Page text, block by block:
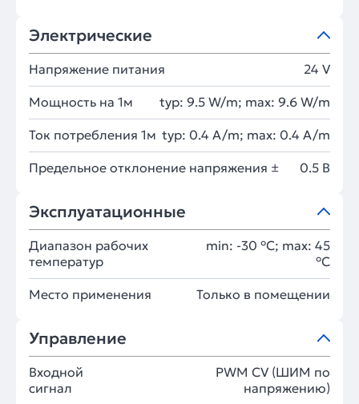
Электрические
Напряжение питания 24 V
Мощность на 1м typ: 9.5 W/m; max: 9.6 W/m
Ток потребления 1м typ: 0.4 A/m; max: 0.4 A/m
Предельное отклонение напряжения ± 0.5 В
Эксплуатационные
Диапазон рабочих
температур
min: -30 °C; max: 45
°C
Место применения Только в помещении
Управление
Входной
сигнал
PWM СV (ШИМ по
напряжению)